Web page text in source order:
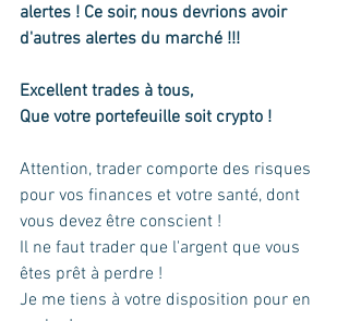
alertes ! Ce soir, nous devrions avoir
d'autres alertes du marché !!!
Excellent trades à tous,
Que votre portefeuille soit crypto !
Attention, trader comporte des risques
pour vos finances et votre santé, dont
vous devez être conscient !
Il ne faut trader que l'argent que vous
êtes prêt à perdre !
Je me tiens à votre disposition pour en